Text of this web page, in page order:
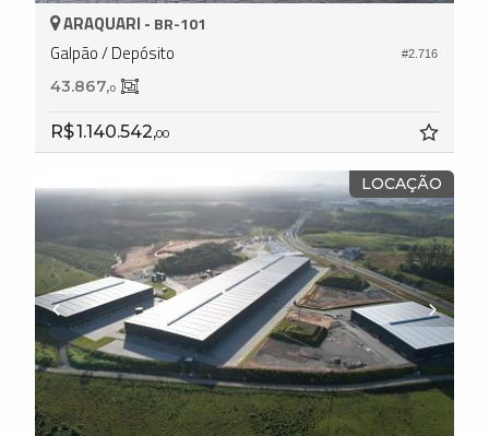
#2.716
ARAQUARI - BR-101
Galpão / Depósito
43.867,0
R$ 1.140.542,00
LOCAÇÃO